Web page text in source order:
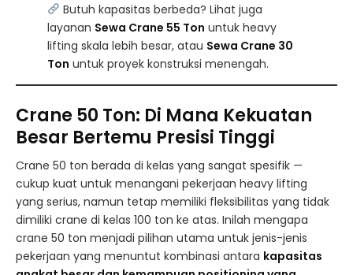
Butuh kapasitas berbeda? Lihat juga
layanan Sewa Crane 55 Ton untuk heavy
lifting skala lebih besar, atau Sewa Crane 30
Ton untuk proyek konstruksi menengah.
Crane 50 Ton: Di Mana Kekuatan
Besar Bertemu Presisi Tinggi
Crane 50 ton berada di kelas yang sangat spesifik —
cukup kuat untuk menangani pekerjaan heavy lifting
yang serius, namun tetap memiliki fleksibilitas yang tidak
dimiliki crane di kelas 100 ton ke atas. Inilah mengapa
crane 50 ton menjadi pilihan utama untuk jenis-jenis
pekerjaan yang menuntut kombinasi antara kapasitas